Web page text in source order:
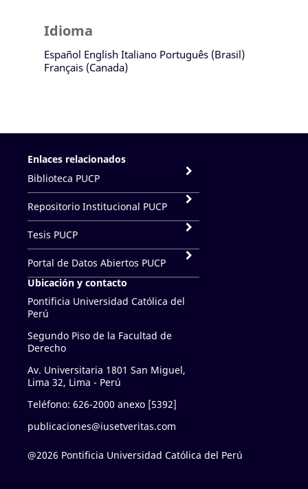
Idioma
Español English Italiano Português (Brasil)
Français (Canada)
Enlaces relacionados
Biblioteca PUCP
Repositorio Institucional PUCP
Tesis PUCP
Portal de Datos Abiertos PUCP
Ubicación y contacto
Pontificia Universidad Católica del
Perú
Segundo Piso de la Facultad de
Derecho
Av. Universitaria 1801 San Miguel,
Lima 32, Lima - Perú
Teléfono: 626-2000 anexo [5392]
publicaciones@iusetveritas.com
@2026 Pontificia Universidad Católica del Perú